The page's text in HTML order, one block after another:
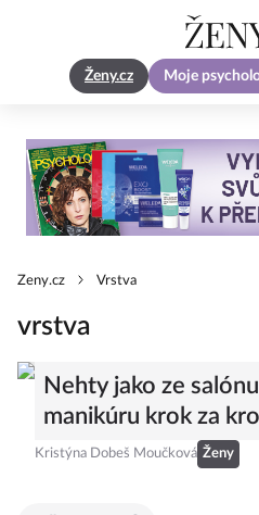
Ženy.cz Moje
Zeny.cz Vrstva
vrstva
Nehty jako ze
manikúru krok za
Kristýna Dobeš Moučková Ženy